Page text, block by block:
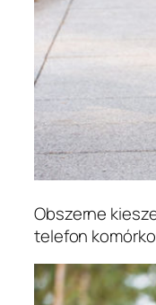
Obszerne
telefon